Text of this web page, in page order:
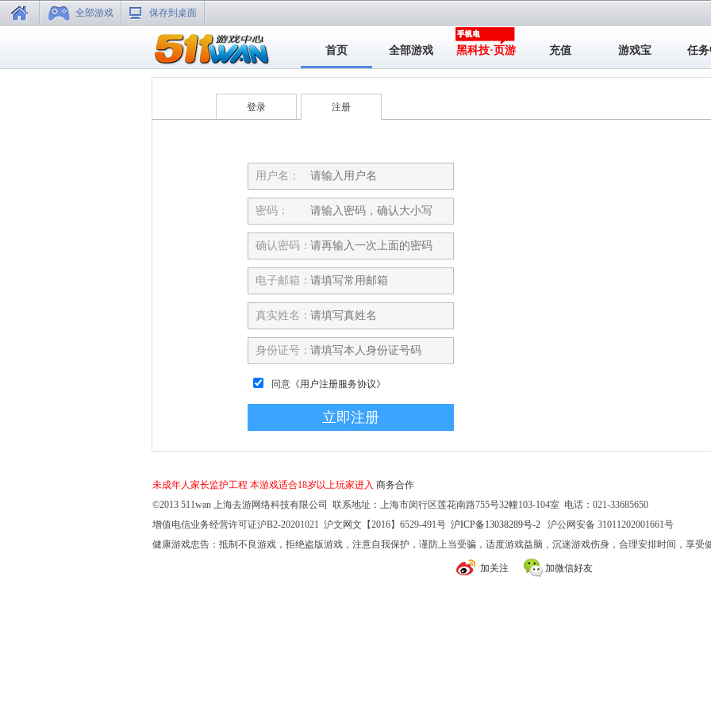
全部游戏 保存到桌面
首页 全部游戏 黑科技·页游 充值 游戏宝 任
登录 注册
用户名：
密码：
确认密码：
电子邮箱：
真实姓名：
身份证号：
同意 《用户注册服务协议》
未成年人家长监护工程 本游戏适合18岁以上玩家进入 商务合作
©2013 511wan 上海去游网络科技有限公司 联系地址：上海市闵行区莲花南路755号32幢103-104室 电话：021-33685650
增值电信业务经营许可证沪B2-20201021 沪文网文【2016】6529-491号 沪ICP备13038289号-2 沪公网安备 31011202001661号
健康游戏忠告：抵制不良游戏，拒绝盗版游戏，注意自我保护，谨防上当受骗，适度游戏益脑，沉迷游戏伤身，合理安排时间，享受
加关注 加微信好友